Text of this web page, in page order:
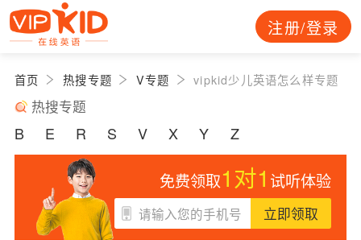
注册/登录
首页 热搜专题 V专题 vipkid少儿英语怎么样专题
热搜专题
B E R S V X Y Z
免费领取1对1 试听体验
立即领取